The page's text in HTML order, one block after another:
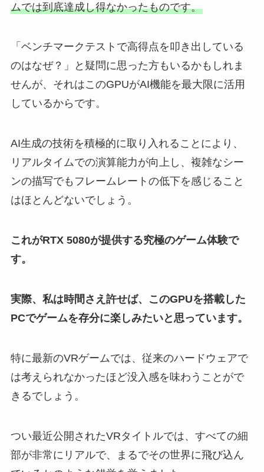
ムでは到底達成し得なかったものです。
「ベンチマークテストで高得点を叩き出している
のはなぜ？」と疑問に思った方もいるかもしれま
せんが、それはこのGPUがAI機能を最大限に活用
しているからです。
AI生成の技術を積極的に取り入れることにより、
リアルタイムでの演算能力が向上し、複雑なシー
ンの描写でもフレームレートの低下を感じること
はほとんどないでしょう。
これがRTX 5080が提供する究極のゲーム体験で
す。
実際、私は時間さえ許せば、このGPUを搭載した
PCでゲームを存分に楽しみたいと思っています。
特に最新のVRゲームでは、従来のハードウェアで
は考えられなかったほど没入感を味わうことがで
きるでしょう。
つい最近公開されたVRタイトルでは、すべての細
部が非常にリアルで、まるでその世界に飛び込ん